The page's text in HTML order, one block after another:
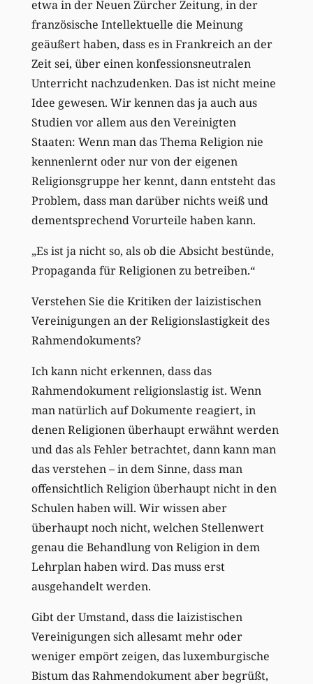
etwa in der Neuen Zürcher Zeitung, in der
französische Intellektuelle die Meinung
geäußert haben, dass es in Frankreich an der
Zeit sei, über einen konfessionsneutralen
Unterricht nachzudenken. Das ist nicht meine
Idee gewesen. Wir kennen das ja auch aus
Studien vor allem aus den Vereinigten
Staaten: Wenn man das Thema Religion nie
kennenlernt oder nur von der eigenen
Religionsgruppe her kennt, dann entsteht das
Problem, dass man darüber nichts weiß und
dementsprechend Vorurteile haben kann.
„Es ist ja nicht so, als ob die Absicht bestünde,
Propaganda für Religionen zu betreiben.“
Verstehen Sie die Kritiken der laizistischen
Vereinigungen an der Religionslastigkeit des
Rahmendokuments?
Ich kann nicht erkennen, dass das
Rahmendokument religionslastig ist. Wenn
man natürlich auf Dokumente reagiert, in
denen Religionen überhaupt erwähnt werden
und das als Fehler betrachtet, dann kann man
das verstehen – in dem Sinne, dass man
offensichtlich Religion überhaupt nicht in den
Schulen haben will. Wir wissen aber
überhaupt noch nicht, welchen Stellenwert
genau die Behandlung von Religion in dem
Lehrplan haben wird. Das muss erst
ausgehandelt werden.
Gibt der Umstand, dass die laizistischen
Vereinigungen sich allesamt mehr oder
weniger empört zeigen, das luxemburgische
Bistum das Rahmendokument aber begrüßt,